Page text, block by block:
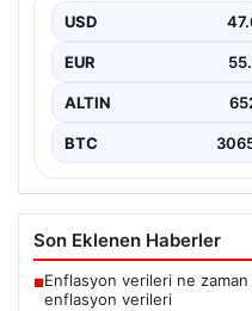
emekli vatandaşın dikkati
ödemelerine çevrildi.…
USD
EUR
ALTIN
BTC
Son Eklenen Haberler
■Enflasyon verileri ne zaman
enflasyon verileri